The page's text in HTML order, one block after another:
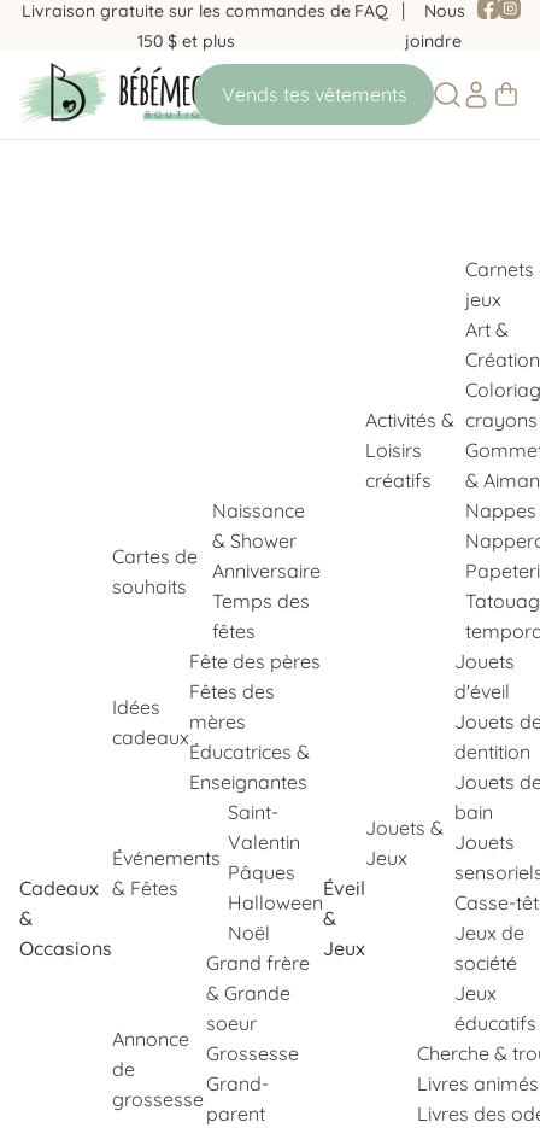
Livraison gratuite sur les commandes de
150 $ et plus
FAQ
Nous
joindre
Cadeaux
&
Occasions
Cartes de
souhaits
Naissance
& Shower
Anniversaire
Temps des
fêtes
Idées
cadeaux
Fête des pères
Fêtes des
mères
Éducatrices &
Enseignantes
Événements
& Fêtes
Saint-
Valentin
Pâques
Halloween
Noël
Annonce
de
grossesse
Grand frère
& Grande
soeur
Grossesse
Grand-
parent
Éveil
&
Jeux
Activités &
Loisirs
créatifs
Carnets
jeux
Art &
Création
crayons
&
Nappes
Jouets &
Jeux
Jouets
d'éveil
Jouets
dentition
Jouets
bain
Jouets
Casse-
Jeux de
société
Jeux
éducatifs
Cherche &
Livres animés
Livres des